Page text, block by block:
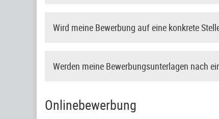
Wird meine Bewerbung auf eine konkrete
Werden meine Bewerbungsunterlagen nach
Onlinebewerbung